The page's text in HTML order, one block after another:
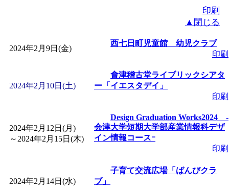
みなづる号乗車体
de 健康づくり」」 受
皆鶴姫のこびる塾
」 受付期間：～
「みなづる号乗車体
」
印刷
▲閉じる
2024年2月9日(金)
西七日町児童館 幼児クラブ
印刷
2024年2月10日(土)
會津稽古堂ライブリックシアタ
ー「イエスタデイ」
印刷
2024年2月12日(月)
～ 2024年2月15日(木)
Design Graduation Works2024 ‐
会津大学短期大学部産業情報科デザ
イン情報コースｰ
印刷
2024年2月14日(水)
子育て交流広場「ばんびクラ
ブ」